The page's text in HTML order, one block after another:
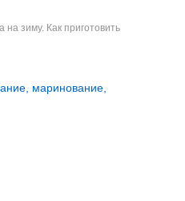
на зиму. Как приготовить
маринование,